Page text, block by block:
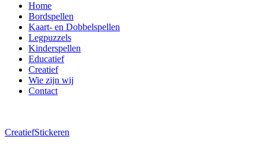
Home
Bordspellen
Kaart- en Dobbelspellen
Legpuzzels
Kinderspellen
Educatief
Creatief
Wie zijn wij
Contact
CreatiefStickeren